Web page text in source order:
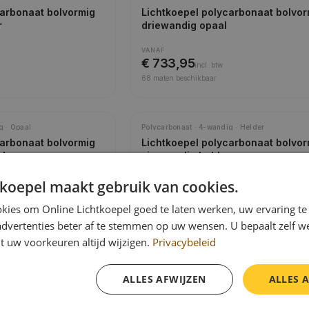
bolvormig
Lichtkoepel polycarbonaat
driewandig opaal
VANAF
€ 733,95incl.
btw
68 maten beschikbaar
· Opaal
bolvormig
Polycarbonaat · 4-wandig · Helder
Lichtkoepel polycarbonaat
vierwandig helder
VANAF
€ 920,95incl.btw
68maten beschikbaar
Lichtkoepel polycarbonaat
driewandig opaal
maakt gebruik van cookies.
om Online Lichtkoepel goed te laten werken, uw ervaring
beter af te stemmen op uw wensen. U bepaalt zelf
uw voorkeuren altijd wijzigen. Privacybeleid
ALLES
ALLES AFWIJZEN